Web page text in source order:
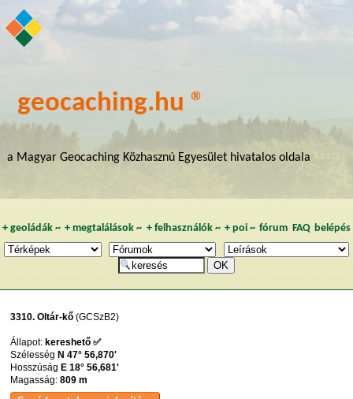
geocaching.hu ®
a Magyar Geocaching Közhasznú Egyesület hivatalos oldala
+ geoládák~ +megtalálások ~ + felhasználók~ + poi~ fórum FAQ belépés
3310. Oltár-kő (GCSzB2)
Állapot: kereshető ✅
Szélesség N 47° 56,870'
Hosszúság E 18° 56,681'
Magasság:809 m